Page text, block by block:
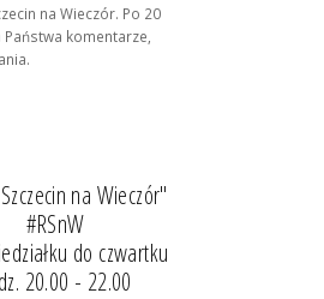
na Wieczór. Po 20
Państwa komentarze,
na Wieczór"
#RSnW
do czwartku
20.00 - 22.00